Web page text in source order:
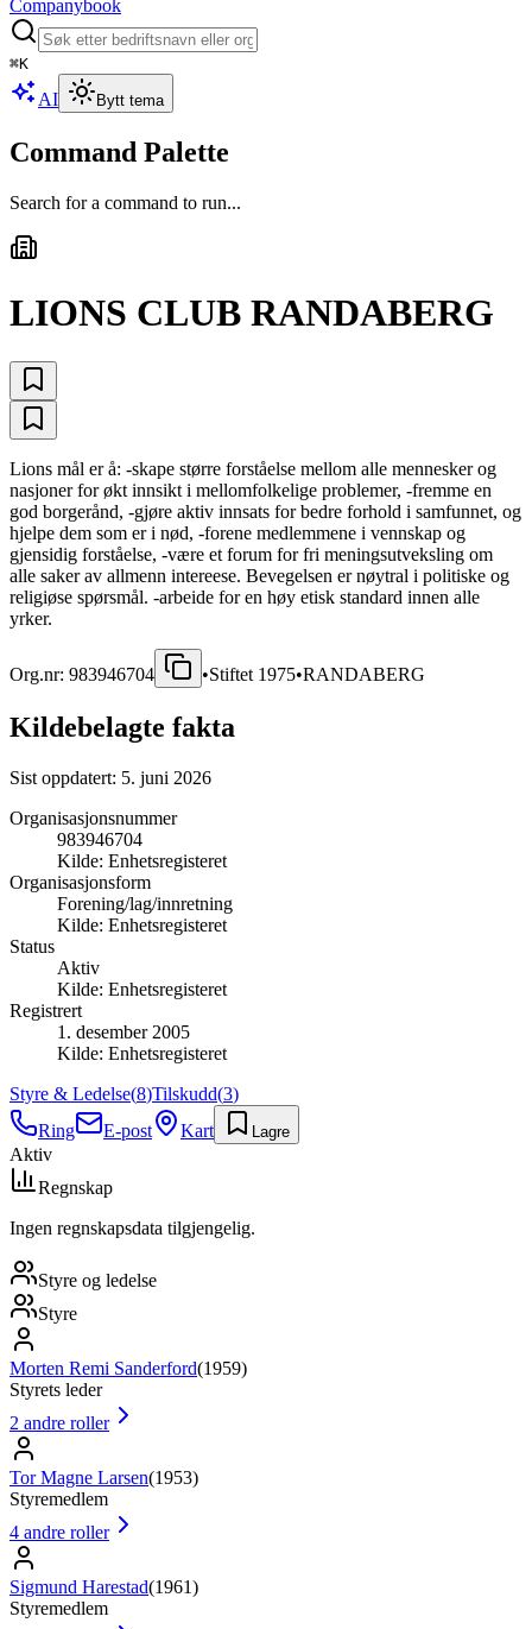
Companybook
⌘K
AI Bytt tema
Command Palette
Search for a command to run...
LIONS CLUB RANDABERG
Lions mål er å: -skape større forståelse mellom alle mennesker og
nasjoner for økt innsikt i mellomfolkelige problemer, -fremme en
god borgerånd, -gjøre aktiv innsats for bedre forhold i samfunnet, og
hjelpe dem som er i nød, -forene medlemmene i vennskap og
gjensidig forståelse, -være et forum for fri meningsutveksling om
alle saker av allmenn intereese. Bevegelsen er nøytral i politiske og
religiøse spørsmål. -arbeide for en høy etisk standard innen alle
yrker.
Org.nr: 983946704 •Stiftet 1975•RANDABERG
Kildebelagte fakta
Sist oppdatert: 5. juni 2026
Organisasjonsnummer
983946704
Kilde: Enhetsregisteret
Organisasjonsform
Forening/lag/innretning
Kilde: Enhetsregisteret
Status
Aktiv
Kilde: Enhetsregisteret
Registrert
1. desember 2005
Kilde: Enhetsregisteret
Styre & Ledelse(8)Tilskudd(3)
Ring
E-post Kart Lagre
Aktiv
Regnskap
Ingen regnskapsdata tilgjengelig.
Styre og ledelse
Styre
Morten Remi Sanderford(1959)
Styrets leder
2 andre roller
Tor Magne Larsen(1953)
Styremedlem
4 andre roller
Sigmund Harestad(1961)
Styremedlem